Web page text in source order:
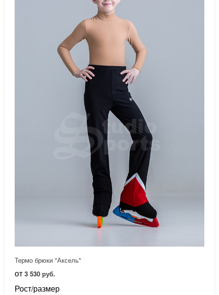
Термо брюки "Аксель"
от 3 530 руб.
Рост/размер